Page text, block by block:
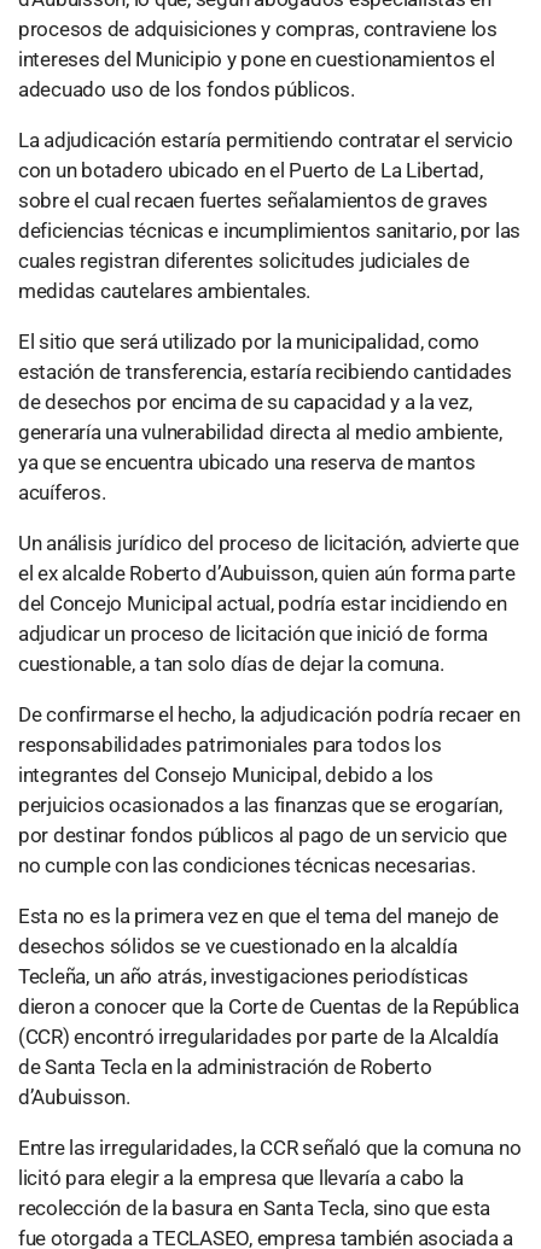
procesos de adquisiciones y compras, contraviene los
intereses del Municipio y pone en cuestionamientos el
adecuado uso de los fondos públicos.
La adjudicación estaría permitiendo contratar el servicio
con un botadero ubicado en el Puerto de La Libertad,
sobre el cual recaen fuertes señalamientos de graves
deficiencias técnicas e incumplimientos sanitario, por las
cuales registran diferentes solicitudes judiciales de
medidas cautelares ambientales.
El sitio que será utilizado por la municipalidad, como
estación de transferencia, estaría recibiendo cantidades
de desechos por encima de su capacidad y a la vez,
generaría una vulnerabilidad directa al medio ambiente,
ya que se encuentra ubicado una reserva de mantos
acuíferos.
Un análisis jurídico del proceso de licitación, advierte que
el ex alcalde Roberto d’Aubuisson, quien aún forma parte
del Concejo Municipal actual, podría estar incidiendo en
adjudicar un proceso de licitación que inició de forma
cuestionable, a tan solo días de dejar la comuna.
De confirmarse el hecho, la adjudicación podría recaer en
responsabilidades patrimoniales para todos los
integrantes del Consejo Municipal, debido a los
perjuicios ocasionados a las finanzas que se erogarían,
por destinar fondos públicos al pago de un servicio que
no cumple con las condiciones técnicas necesarias.
Esta no es la primera vez en que el tema del manejo de
desechos sólidos se ve cuestionado en la alcaldía
Tecleña, un año atrás, investigaciones periodísticas
dieron a conocer que la Corte de Cuentas de la República
(CCR) encontró irregularidades por parte de la Alcaldía
de Santa Tecla en la administración de Roberto
d’Aubuisson.
Entre las irregularidades, la CCR señaló que la comuna no
licitó para elegir a la empresa que llevaría a cabo la
recolección de la basura en Santa Tecla, sino que esta
fue otorgada a TECLASEO, empresa también asociada a